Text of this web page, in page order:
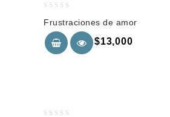
out
of
5
Frustraciones de amor
$13,000